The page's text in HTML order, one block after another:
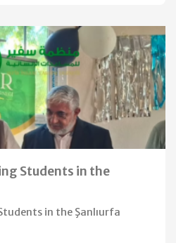
Students in the
in the Şanlıurfa